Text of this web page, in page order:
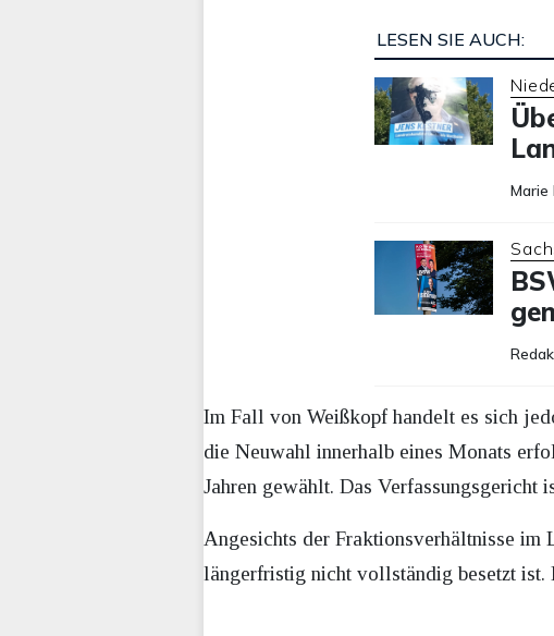
LESEN SIE AUCH:
Marie
Im Fall von Weißkopf handelt es sich
die Neuwahl innerhalb eines Monats
Jahren gewählt. Das Verfassungsgericht
Angesichts der Fraktionsverhältnisse im
längerfristig nicht vollständig besetzt ist.